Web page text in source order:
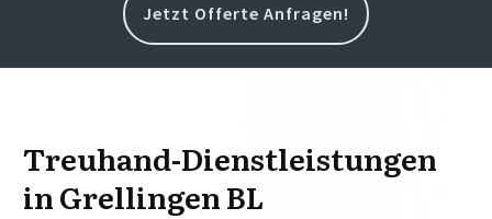
Jetzt Offerte Anfragen!
Treuhand-Dienstleistungen
in Grellingen BL